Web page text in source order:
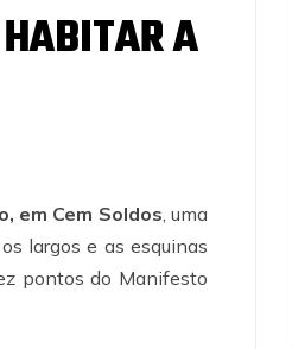
A
em Cem Soldos, uma
largos e as esquinas
pontos do Manifesto